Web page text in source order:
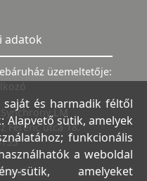
adatok
üzemeltetője:
Synchrony LM
Ferenc utca 18.
és harmadik féltől
Alapvető sütik, amelyek
funkcionális
a weboldal
sütik, amelyeket